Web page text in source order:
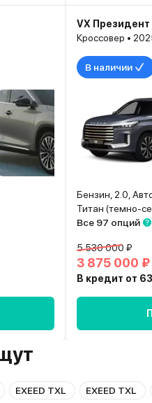
VX Президент
Кроссовер •
В наличии
Бензин, 2.0,
Титан (темно-
Все 97 опций
5 530 000 ₽
3 875 000 ₽
В кредит от
EXEED TXL EXEED TXL